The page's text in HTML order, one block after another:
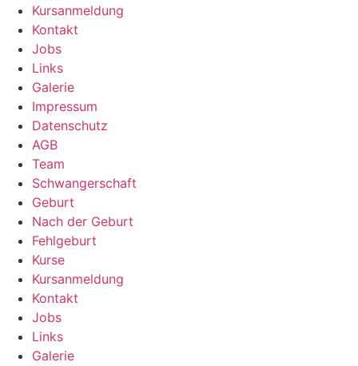
Kursanmeldung
Kontakt
Jobs
Links
Galerie
Impressum
Datenschutz
AGB
Team
Schwangerschaft
Geburt
Nach der Geburt
Fehlgeburt
Kurse
Kursanmeldung
Kontakt
Jobs
Links
Galerie